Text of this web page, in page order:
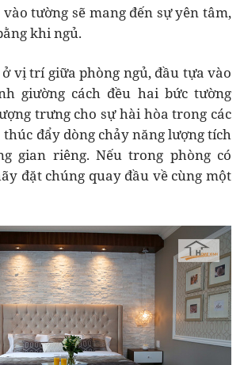
tường sẽ mang đến sự yên tâm,
khi ngủ.
vị trí giữa phòng ngủ, đầu tựa vào
giường cách đều hai bức tường
trưng cho sự hài hòa trong các
đẩy dòng chảy năng lượng tích
gian riêng. Nếu trong phòng có
đặt chúng quay đầu về cùng một